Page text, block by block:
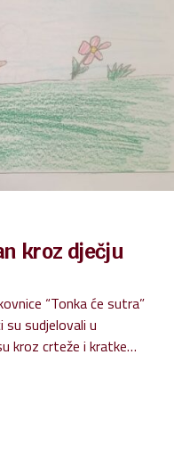
kroz dječju
“Tonka će sutra”
su sudjelovali u
kroz crteže i kratke
Tonkin sutrašnji dan.
će Tonka biti, što će